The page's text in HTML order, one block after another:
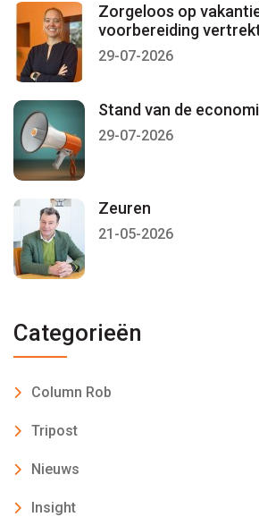
Zorgeloos op
voorbereiding
gerust gevoel
29-07-2026
Stand van de
29-07-2026
Zeuren
21-05-2026
Categorieën
Column Rob
Tripost
Nieuws
Insight